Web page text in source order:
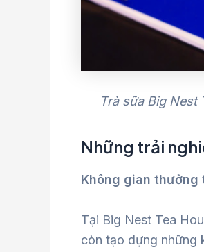
Trà sữa Big
Những trải
Không gian thưởng
Tại Big Nest Tea
còn tạo dựng những